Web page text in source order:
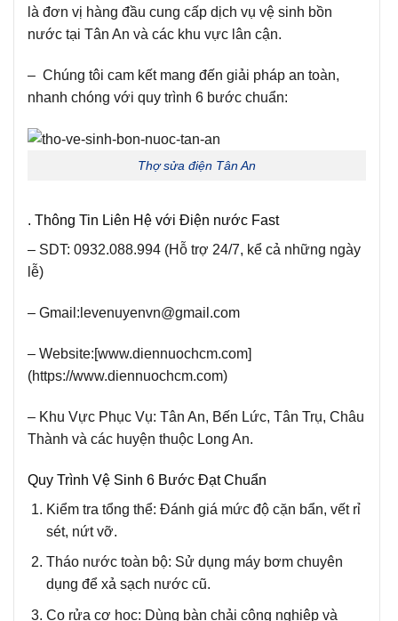
là đơn vị hàng đầu cung cấp dịch vụ vệ sinh bồn
nước tại Tân An và các khu vực lân cận.
– Chúng tôi cam kết mang đến giải pháp an toàn,
nhanh chóng với quy trình 6 bước chuẩn:
Thợ sửa điện Tân An
. Thông Tin Liên Hệ với Điện nước Fast
– SDT: 0932.088.994 (Hỗ trợ 24/7, kể cả những ngày
lễ)
– Gmail: levenuyenvn@gmail.com
– Website:[www.diennuochcm.com]
(https://www.diennuochcm.com)
– Khu Vực Phục Vụ: Tân An, Bến Lức, Tân Trụ, Châu
Thành và các huyện thuộc Long An.
Quy Trình Vệ Sinh 6 Bước Đạt Chuẩn
Kiểm tra tổng thể: Đánh giá mức độ cặn bẩn, vết rỉ
sét, nứt vỡ.
Tháo nước toàn bộ: Sử dụng máy bơm chuyên
dụng để xả sạch nước cũ.
Cọ rửa cơ học: Dùng bàn chải công nghiệp và